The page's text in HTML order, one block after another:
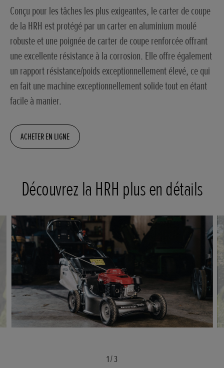
Conçu pour les tâches les plus exigeantes, le carter de coupe
de la HRH est protégé par un carter en aluminium moulé
robuste et une poignée de carter de coupe renforcée offrant
une excellente résistance à la corrosion. Elle offre également
un rapport résistance/poids exceptionnellement élevé, ce qui
en fait une machine exceptionnellement solide tout en étant
facile à manier.
ACHETER EN LIGNE
Découvrez la HRH plus en détails
1/3